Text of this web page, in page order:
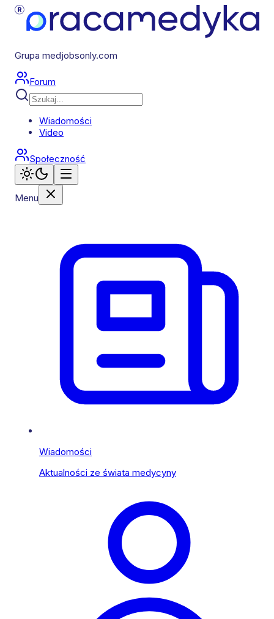
Grupa medjobsonly.com
Forum
Wiadomości
Video
Społeczność
Menu
Wiadomości
Aktualności ze świata medycyny